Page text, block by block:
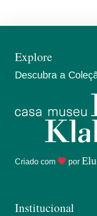
Explore
Descubra a
Criado com por
Institucional